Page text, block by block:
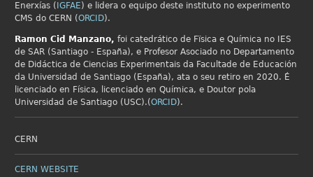
Enerxías ( IGFAE) e lidera o equipo deste instituto no experimento
CMS do CERN (ORCID).
Ramon Cid Manzano, foi catedrático de Fïsica e Química no IES
de SAR (Santiago - España), e Profesor Asociado no Departamento
de Didáctica de Ciencias Experimentais da Facultade de Educación
da Universidad de Santiago (España), ata o seu retiro en 2020. É
licenciado en Física, licenciado en Química, e Doutor pola
Universidad de Santiago (USC).(ORCID).
CERN
CERN WEBSITE